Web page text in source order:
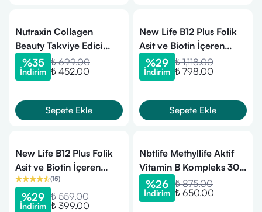
Nutraxin Collagen
Beauty Takviye Edici
Gıda 30 Tablet
%35
İndirim
₺ 699.00
₺ 452.00
Sepete Ekle
New Life B12 Plus Folik
Asit ve Biotin İçeren
Takviye Edici 2x60
Tablet
%29
İndirim
₺ 1,118.00
₺ 798.00
Sepete Ekle
New Life B12 Plus Folik
Asit ve Biotin İçeren
Takviye Edici 60 Tablet
(15)
%29
İndirim
₺ 559.00
₺ 399.00
Nbtlife Methyllife Aktif
Vitamin B Kompleks 30
Kapsül
%26
İndirim
₺ 875.00
₺ 650.00